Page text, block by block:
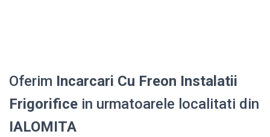
Oferim Incarcari Cu Freon Instalatii
Frigorifice in urmatoarele localitati din
IALOMITA